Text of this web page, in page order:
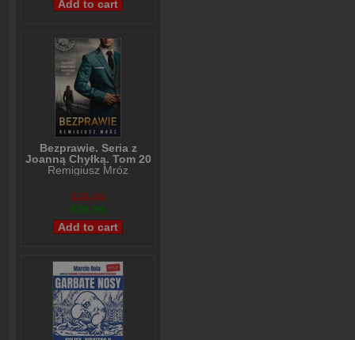
Bezprawie. Seria z
Joanną Chyłką. Tom 20
Remigiusz Mróz
$28,99
$26,99